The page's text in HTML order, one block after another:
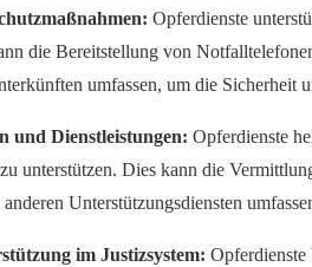
Opferdienste
die Bereitstellung von
umfassen, um die Sicherheit
und Dienstleistungen: Opferdienste
unterstützen. Dies kann die
Unterstützungsdiensten
im Justizsystem: Opferdienste